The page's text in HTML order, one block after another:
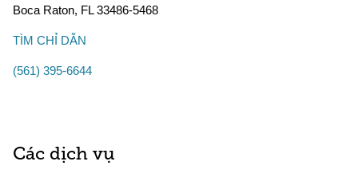
Boca Raton, FL33486-5468
TÌM CHỈ DẪN
(561) 395-6644
Các dịch vụ